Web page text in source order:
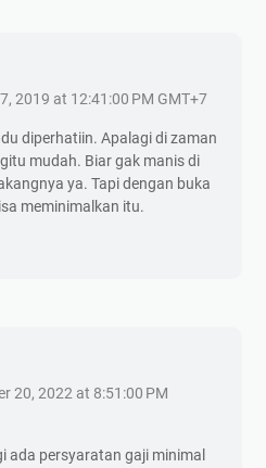
2019 at 12:41:00 PM GMT+7
diperhatiin. Apalagi di zaman
mudah. Biar gak manis di
ya. Tapi dengan buka
meminimalkan itu.
20, 2022 at 8:51:00 PM
ada persyaratan gaji minimal